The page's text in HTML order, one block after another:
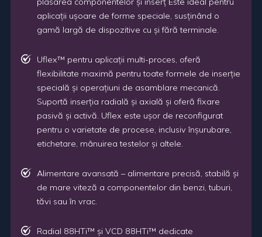
aplicații ușoare de forme speciale, susținând o
gamă largă de dispozitive cu și fără terminale.
Uflex™ pentru aplicații multi-proces, oferă
flexibilitate maximă pentru toate formele de inserție
specială și operațiuni de asamblare mecanică.
Suportă inserția radială și axială și oferă fixare
pasivă și activă. Uflex este ușor de reconfigurat
pentru o varietate de procese, inclusiv înșurubare,
etichetare, mânuirea testelor și altele.
Alimentare avansată – alimentare precisă, stabilă și
de mare viteză a componentelor din benzi, tuburi,
tăvi sau în vrac.
Radial 88HTi™ și VCD 88HTi™ dedicate